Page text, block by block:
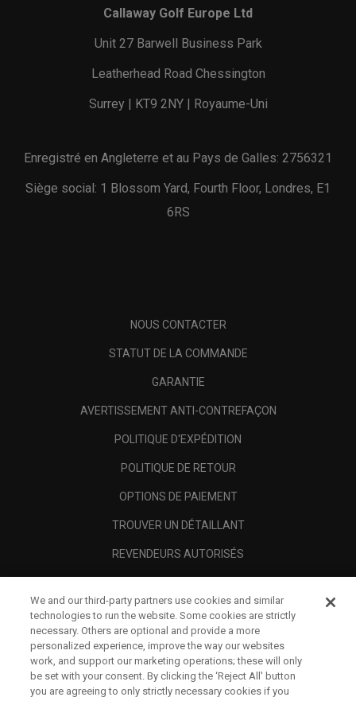
Callaway Golf Europe Ltd
Unit 27 Barwell Business Park
Leatherhead Road Chessington
Surrey | KT9 2NY | Royaume-Uni
Enregistré en Angleterre et au Pays de Galles: 2756321
Siège social: 1 Blossom Yard, Fourth Floor, Londres, E1
6RS
NOUS CONTACTER
STATUT DE LA COMMANDE
GARANTIE
AVERTISSEMENT ANTI-CONTREFAÇON
POLITIQUE D'EXPÉDITION
POLITIQUE DE RETOUR
OPTIONS DE PAIEMENT
TROUVER UN DÉTAILLANT
REVENDEURS AUTORISÉS
A PROPOS
MENTIONS LÉGALES
We and our third-party partners use cookies and similar
technologies to run the website. Some cookies are strictly
necessary. Others are optional and provide a more
personalized experience, improve the way our websites
work, and support our marketing operations; these will only
be set with your consent. By clicking the ‘Reject All' button
you are agreeing to only strictly necessary cookies if you